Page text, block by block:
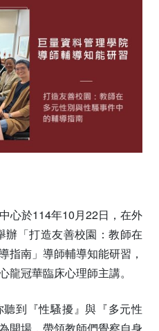
心於114年10月22日，在外
辦「打造友善校園：教師在
指南」導師輔導知能研習，
龍冠華臨床心理師主講。
到『性騷擾』與『多元性